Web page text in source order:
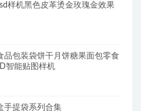
样机黑色皮革烫金玫瑰金效果
品包装袋饼干月饼糖果面包零食
智能贴图样机
手提袋系列合集